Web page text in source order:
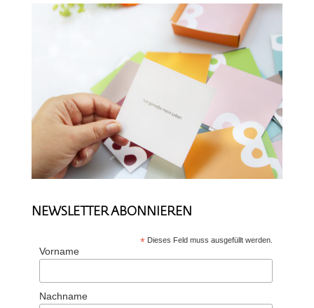
NEWSLETTER ABONNIEREN
* Dieses Feld muss ausgefüllt werden.
Vorname
Nachname